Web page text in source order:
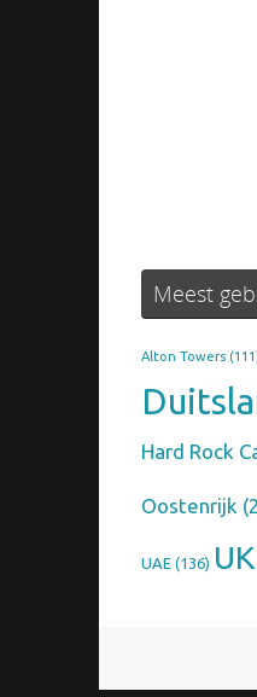
Meest
Alton Towers
Hard Rock
Oostenrijk
UAE (136) UK